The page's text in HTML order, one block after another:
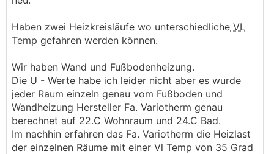
Haben zwei Heizkreisläufe wo unterschiedliche VL
Temp gefahren werden können.
Wir haben Wand und Fußbodenheizung.
Die U - Werte habe ich leider nicht aber es wurde
jeder Raum einzeln genau vom Fußboden und
Wandheizung Hersteller Fa. Variotherm genau
berechnet auf 22.C Wohnraum und 24.C Bad.
Im nachhin erfahren das Fa. Variotherm die Heizlast
der einzelnen Räume mit einer Vl Temp von 35 Grad